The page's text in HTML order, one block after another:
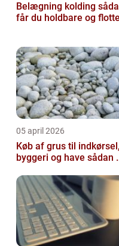
Belægning kolding sådan
får du holdbare og
05 april 2026
Køb af grus til indkørsel,
byggeri og have